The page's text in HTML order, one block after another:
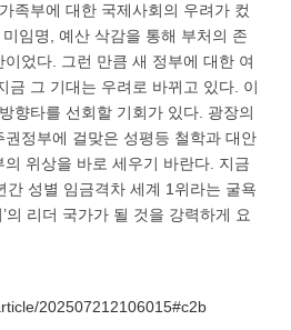
족부에 대한 국제사회의 우려가 컸
임명, 예산 삭감을 통해 부처의 존
었다. 그런 만큼 새 정부에 대한 여
금 그 기대는 우려로 바뀌고 있다. 이
향타를 선회할 기회가 있다. 광장의
정부에 걸맞은 성평등 철학과 대안
위상을 바로 세우기 바란다. 지금
간 성별 임금격차 세계 1위라는 굴욕
의 리더 국가가 될 것을 강력하게 요
202507212106015#c2b